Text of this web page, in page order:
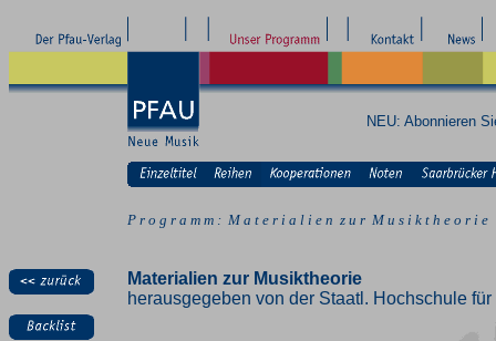
NEU: Abonnieren
P r o g r a m m : M a t e r i a l i e n z u r M u s i k t h e o r i e
Materialien zur Musiktheorie
herausgegeben von der Staatl. Hochschule